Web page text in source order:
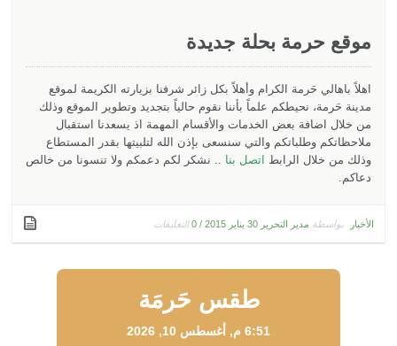
موقع حرمة بحلة جديدة
اهلاً باهالي حَرمة الكرام وأهلاً بكل زائر شرفنا بزيارته الكريمة لموقع
مدينة حَرمة، نحيطكم علماً بأننا نقوم حالياً بتجديد وتطوير الموقع وذلك
من خلال اضافة بعض الخدمات والأقسام المهمة اذ يسعدنا استقبال
ملاحظاتكم وطلباتكم والتي سنسعى بإذن الله لتلبيتها بقدر المستطاع
وذلك من خلال الرابط اتصل بنا .. نشكر لكم دعمكم ولا تنسونا من خالص
دعاكم.
الأخبار بواسطة مدير التحرير 30 يناير 2015 /
0 التعليقات
طقس حَرمَة
6:51 م, أغسطس 10, 2026